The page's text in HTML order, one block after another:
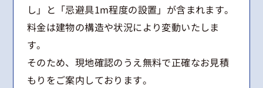
し」と「忌避具1m程度の設置」が含まれます。
料金は建物の構造や状況により変動いたしま
す。
そのため、現地確認のうえ無料で正確なお見積
もりをご案内しております。